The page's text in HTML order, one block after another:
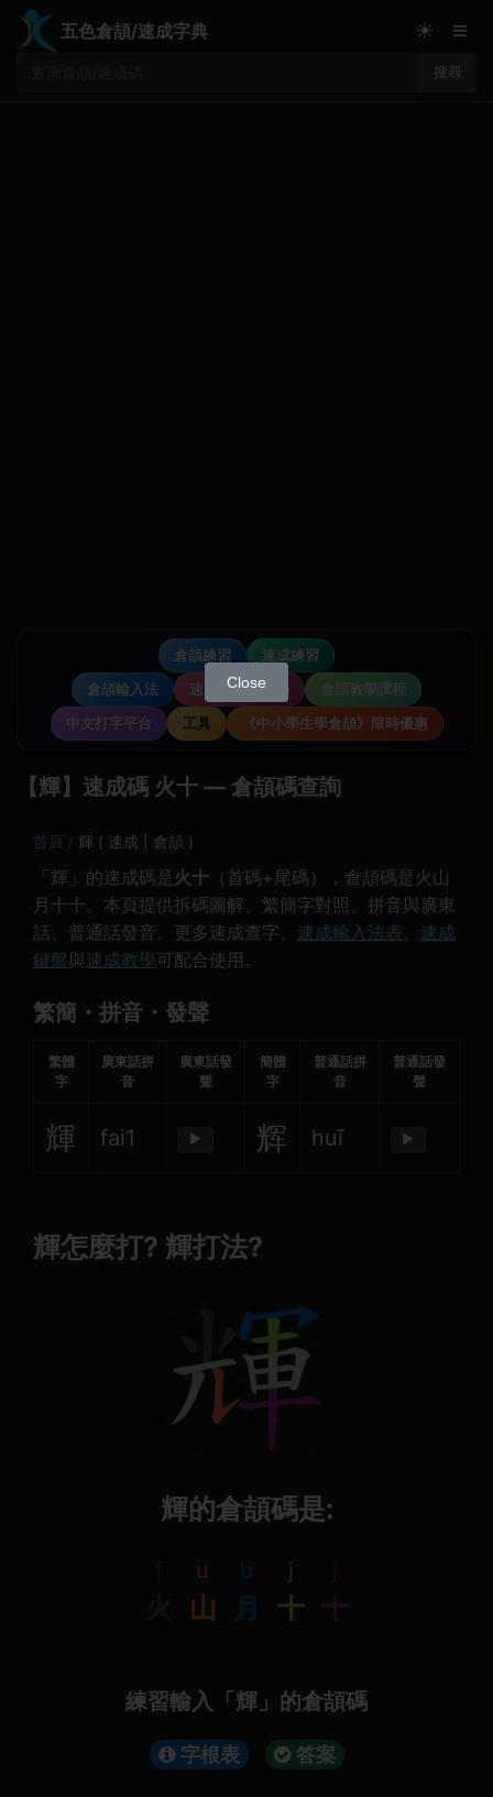
五色倉頡/速成字典
搜尋
☀ ≡
倉頡練習
速成練習
倉頡輸入法
速成輸入法教學
倉頡教學課程
中文打字平台
工具 《中小學生學倉頡》限時優惠
【輝】速成碼 火十 — 倉頡碼查詢
首頁 輝 ( 速成 | 倉頡 )
「輝」的速成碼是 火十 （首碼+尾碼），倉頡碼是火山
月十十。本頁提供拆碼圖解、繁簡字對照、拼音與廣東
話、普通話發音。更多速成查字、 速成輸入法表、 速成
鍵盤與速成教學可配合使用。
繁簡・拼音・發聲
繁體
字
廣東話拼
音
廣東話發
聲
簡體
字
普通話拼
音
普通話發
聲
輝 fai1 ▶ 辉 huī ▶
輝怎麼打? 輝打法?
輝的倉頡碼是:
u
山
b
月
j
十
j
十
練習輸入「輝」的倉頡碼
字根表 答案
Close